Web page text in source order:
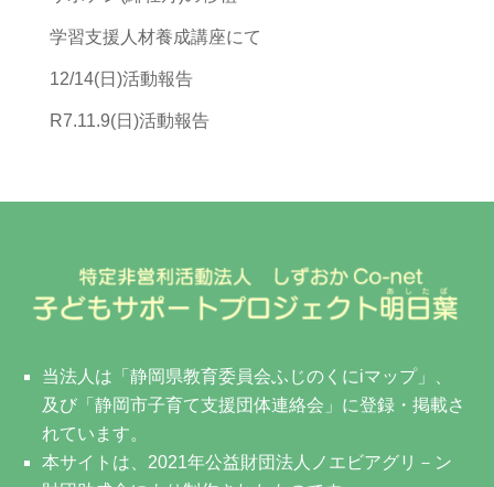
学習支援人材養成講座にて
12/14(日)活動報告
R7.11.9(日)活動報告
当法人は「静岡県教育委員会ふじのくにiマップ」、
及び「静岡市子育て支援団体連絡会」に登録・掲載さ
れています。
本サイトは、2021年公益財団法人ノエビアグリ－ン